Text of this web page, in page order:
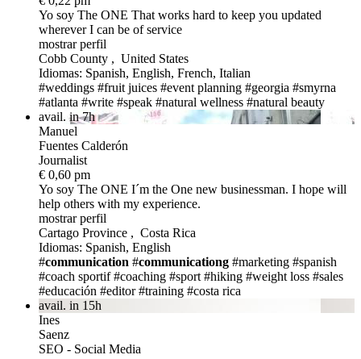
Yo soy The ONE That works hard to keep you updated
wherever I can be of service
mostrar perfil
Cobb County , United States
Idiomas: Spanish, English, French, Italian
#weddings #fruit juices #event planning #georgia #smyrna
#atlanta #write #speak #natural wellness #natural beauty
avail. in 7h
Manuel
Fuentes Calderón
Journalist
€ 0,60 pm
Yo soy The ONE I´m the One new businessman. I hope will
help others with my experience.
mostrar perfil
Cartago Province , Costa Rica
Idiomas: Spanish, English
#communication #communicationg #marketing #spanish
#coach sportif #coaching #sport #hiking #weight loss #sales
#educación #editor #training #costa rica
avail. in 15h
Ines
Saenz
SEO - Social Media